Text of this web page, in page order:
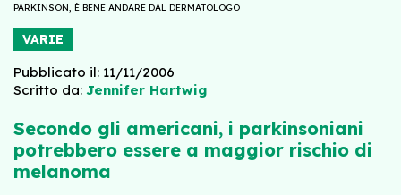
PARKINSON, È BENE ANDARE DAL DERMATOLOGO
VARIE
Pubblicato il: 11/11/2006
Scritto da: Jennifer Hartwig
Secondo gli americani, i parkinsoniani
potrebbero essere a maggior rischio di
melanoma